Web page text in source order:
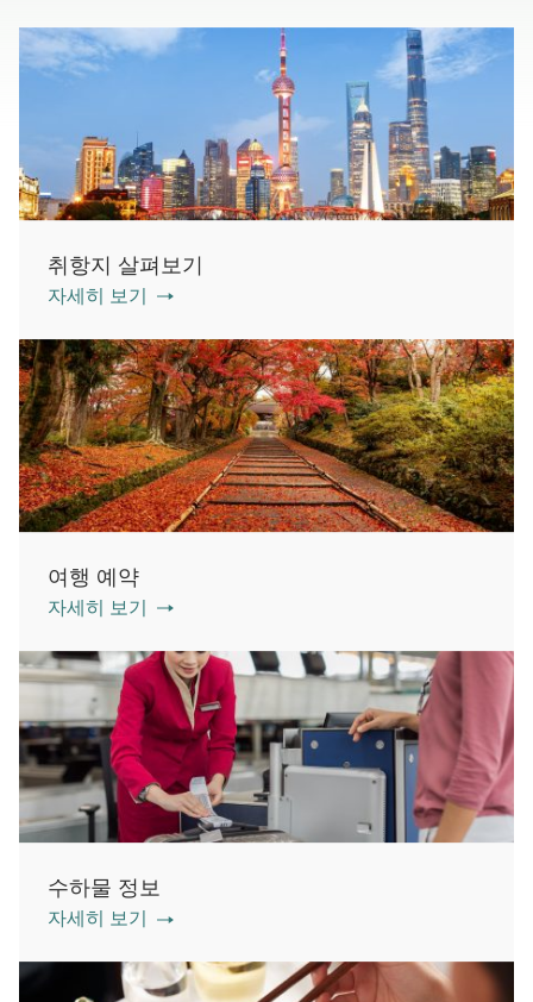
취항지 살펴보기
자세히 보기
여행 예약
자세히 보기
수하물 정보
자세히 보기